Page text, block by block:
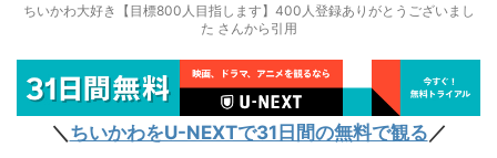
ちいかわ大好き【目標800人目指します】400人登録ありがとうございまし
た さんから引用
＼ ちいかわをU-NEXTで31日間の無料で観る／